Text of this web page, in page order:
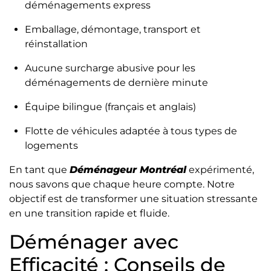
déménagements express
Emballage, démontage, transport et
réinstallation
Aucune surcharge abusive pour les
déménagements de dernière minute
Équipe bilingue (français et anglais)
Flotte de véhicules adaptée à tous types de
logements
En tant que Déménageur Montréalexpérimenté,
nous savons que chaque heure compte. Notre
objectif est de transformer une situation stressante
en une transition rapide et fluide.
Déménager avec
Efficacité : Conseils de